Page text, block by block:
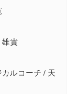
雄貴
ルコーチ / 天